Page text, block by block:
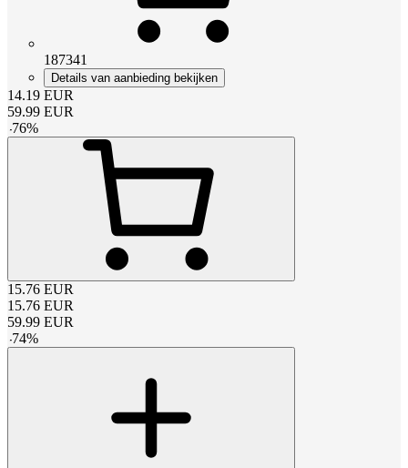
187341
Details van aanbieding bekijken
14.19 EUR
59.99 EUR
-76%
15.76 EUR
15.76 EUR
59.99 EUR
-74%